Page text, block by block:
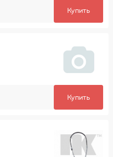
Купить
Купить